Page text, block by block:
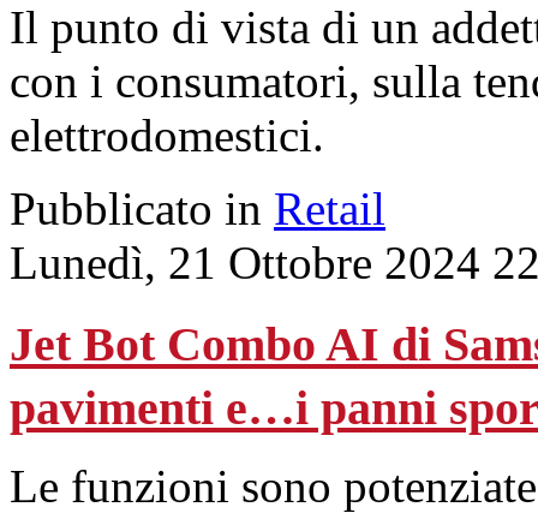
Il punto di vista di un
con i consumatori, sulla
elettrodomestici.
Pubblicato in Retail
Lunedì, 21 Ottobre 2024
Jet Bot Combo AI di
pavimenti e…i panni
Le funzioni sono